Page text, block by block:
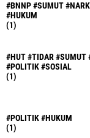
#BNNP #SUMUT
#HUKUM
(1)
#HUT #TIDAR #SUMUT
#POLITIK #SOSIAL
(1)
#POLITIK #HUKUM
(1)